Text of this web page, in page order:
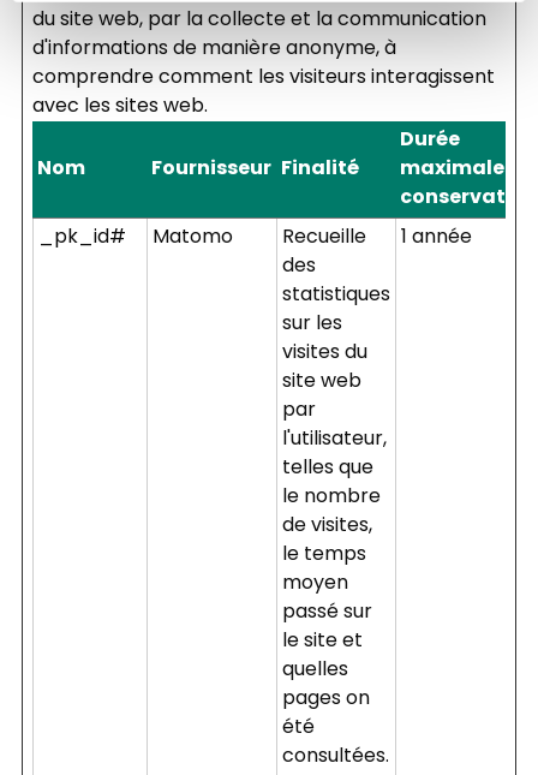
du site web, par la collecte et la communication
d'informations de manière anonyme, à
comprendre comment les visiteurs interagissent
avec les sites web.
Nom Fournisseur Finalité
Durée
maximale de
conservation
_pk_id# Matomo
Recueille
des
statistiques
sur les
visites du
site web
par
l'utilisateur,
telles que
le nombre
de visites,
le temps
moyen
passé sur
le site et
quelles
pages on
été
consultées.
1 année